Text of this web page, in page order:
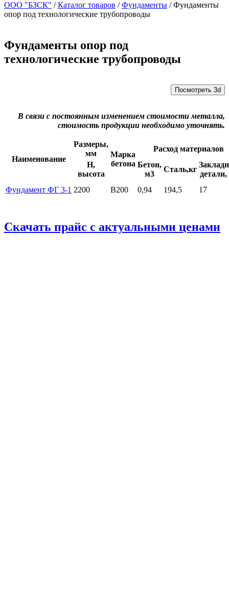
ООО "БЗСК" /Каталог товаров /Фундаменты /Фундаменты
опор под технологические трубопроводы
Фундаменты опор под
технологические трубопроводы
Посмотреть 3d
В связи с постоянным изменением стоимости металла,
стоимость продукции необходимо уточнять.
Наименование
Размеры,
мм
Марка
бетона
Расход материалов
H,
высота
Бетон,
м3
Сталь,кг
детали,
Фундамент ФГ 3-1 2200 B200 0,94 194,5 17
Скачать прайс с актуальными ценами